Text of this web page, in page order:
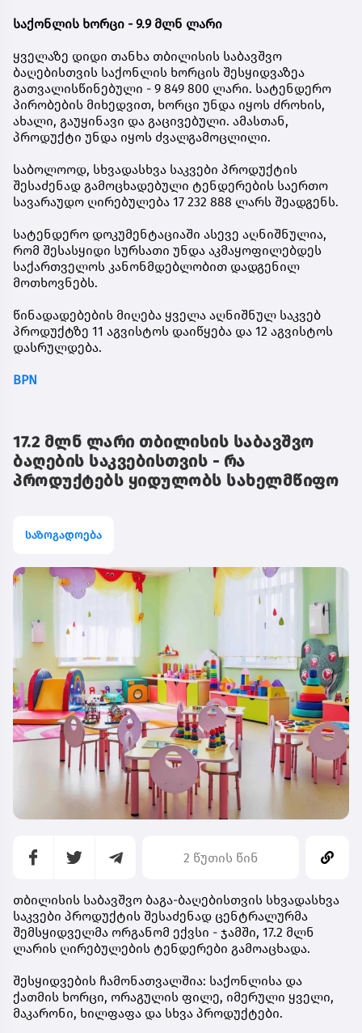
საქონლის ხორცი - 9.9 მლნ ლარი
ყველაზე დიდი თანხა თბილისის საბავშვო
ბაღებისთვის საქონლის ხორცის შესყიდვაზეა
გათვალისწინებული - 9 849 800 ლარი. სატენდერო
პირობების მიხედვით, ხორცი უნდა იყოს ძროხის,
ახალი, გაუყინავი და გაცივებული. ამასთან,
პროდუქტი უნდა იყოს ძვალგამოცლილი.
საბოლოოდ, სხვადასხვა საკვები პროდუქტის
შესაძენად გამოცხადებული ტენდერების საერთო
სავარაუდო ღირებულება 17 232 888 ლარს შეადგენს.
სატენდერო დოკუმენტაციაში ასევე აღნიშნულია,
რომ შესასყიდი სურსათი უნდა აკმაყოფილებდეს
საქართველოს კანონმდებლობით დადგენილ
მოთხოვნებს.
წინადადებების მიღება ყველა აღნიშნულ საკვებ
პროდუქტზე 11 აგვისტოს დაიწყება და 12 აგვისტოს
დასრულდება.
BPN
17.2 მლნ ლარი თბილისის საბავშვო
ბაღების საკვებისთვის - რა
პროდუქტებს ყიდულობს სახელმწიფო
საზოგადოება
2 წუთის წინ
თბილისის საბავშვო ბაგა-ბაღებისთვის სხვადასხვა
საკვები პროდუქტის შესაძენად ცენტრალურმა
შემსყიდველმა ორგანომ ექვსი - ჯამში, 17.2 მლნ
ლარის ღირებულების ტენდერები გამოაცხადა.
შესყიდვების ჩამონათვალშია: საქონლისა და
ქათმის ხორცი, ორაგულის ფილე, იმერული ყველი,
მაკარონი, ხილფაფა და სხვა პროდუქტები.